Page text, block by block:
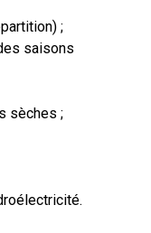
;
saisons
sèches ;